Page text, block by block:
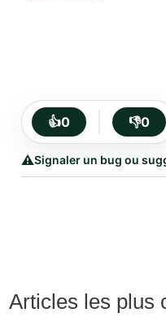
👍0 👎0
⚠️Signaler un bug ou
Articles les plus